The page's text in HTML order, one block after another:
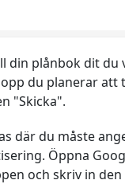
din plånbok dit du
du planerar att
"Skicka".
där du måste
Öppna
och skriv in